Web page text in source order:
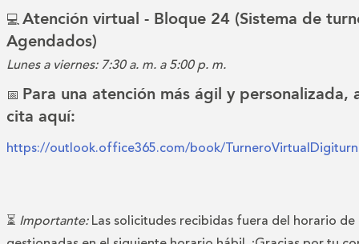
💻Atención virtual - Bloque 24 (Sistema de
Agendados)
Lunes a viernes: 7:30 a. m. a 5:00 p. m.
📅 Para una atención más ágil y personalizada,
cita aquí:
https://outlook.office365.com/book/
⏳ Importante:Las solicitudes recibidas fuera del horario de